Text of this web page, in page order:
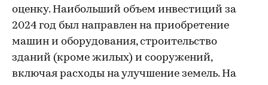
оценку. Наибольший объем инвестиций за
2024 год был направлен на приобретение
машин и оборудования, строительство
зданий (кроме жилых) и сооружений,
включая расходы на улучшение земель. На